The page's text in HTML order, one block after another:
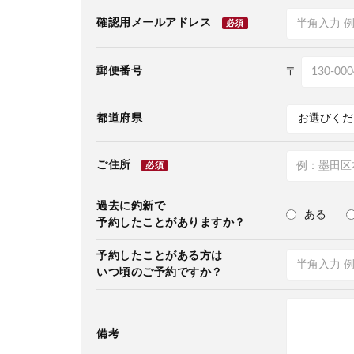
確認用メールアドレス 必須
郵便番号 〒
都道府県
ご住所 必須
過去に釣新で
予約したことがありますか？
ある
予約したことがある方は
いつ頃のご予約ですか？
備考